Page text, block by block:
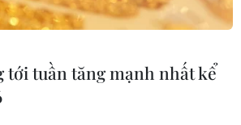
tới tuần tăng mạnh nhất kể